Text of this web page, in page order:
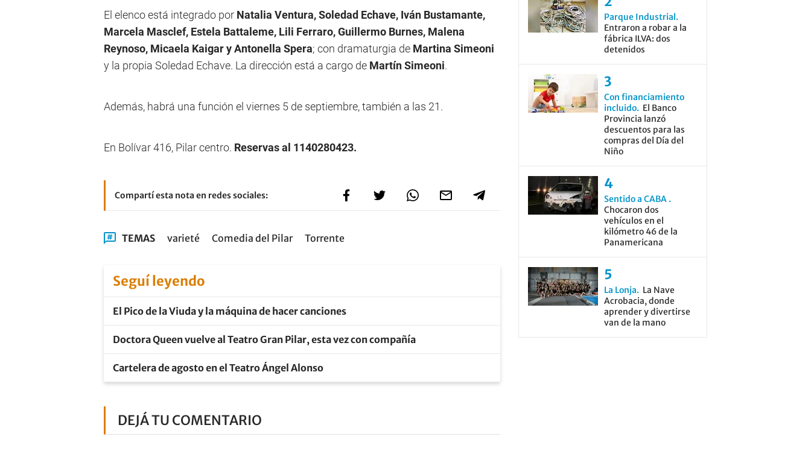
El elenco está integrado por Natalia Ventura, Soledad Echave, Iván Bustamante,
Marcela Masclef, Estela Battaleme, Lili Ferraro, Guillermo Burnes, Malena
Reynoso, Micaela Kaigar y Antonella Spera; con dramaturgia de Martina Simeoni
y la propia Soledad Echave. La dirección está a cargo de Martín Simeoni.
Además, habrá una función el viernes 5 de septiembre, también a las 21.
En Bolívar 416, Pilar centro. Reservas al 1140280423.
Compartí esta nota en redes sociales:
TEMAS varieté Comedia del Pilar Torrente
Seguí leyendo
El Pico de la Viuda y la máquina de hacer canciones
Doctora Queen vuelve al Teatro Gran Pilar, esta vez con compañía
Cartelera de agosto en el Teatro Ángel Alonso
DEJÁ TU COMENTARIO
Parque Industrial
Entraron a robar a la
fábrica ILVA: dos
detenidos
Con financiamiento
incluido
El Banco
Provincia lanzó
descuentos para las
compras del Día del
Niño
Sentido a CABA
Chocaron dos
vehículos en el
kilómetro 46 de la
Panamericana
La Lonja
La Nave
Acrobacia, donde
aprender y divertirse
van de la mano